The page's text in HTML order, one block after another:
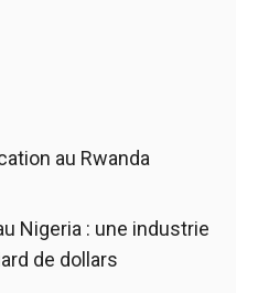
au Rwanda
Nigeria : une industrie
de dollars